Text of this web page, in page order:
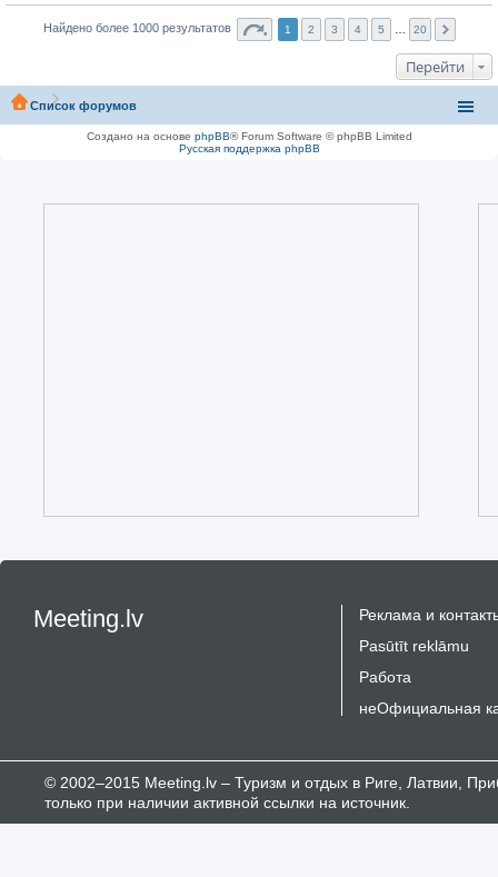
Найдено более 1000 результатов 1 2 3 4 5 20
Перейти
Список форумов
Создано на основе phpBB® Forum Software © phpBB Limited
Русская поддержка phpBB
Meeting.lv
Реклама и
Pasūtīt reklāmu
Работа
неОфициальная
© 2002–2015 Meeting.lv – Туризм и отдых в Риге, Латвии,
только при наличии активной ссылки на источник.